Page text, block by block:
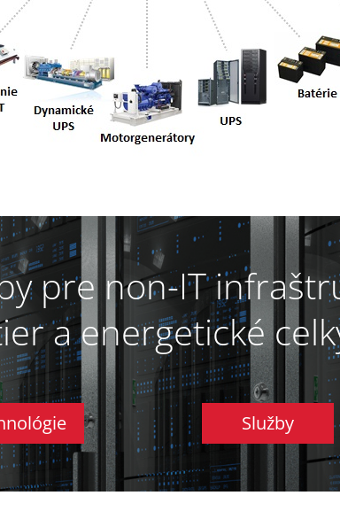
pre non-IT
aenergetické
Služby